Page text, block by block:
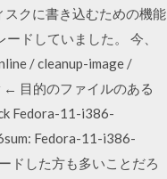
クに書き込むための機能
ドしていました。 今、
/ cleanup-image /
← 目的のファイルのある
Fedora-11-i386-
Fedora-11-i386-
ドした方も多いことだろ